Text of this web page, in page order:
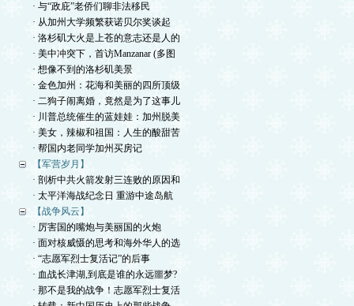
· 与“政庇”老侨们聊非法移民
· 从加州大学频繁获诺贝尔奖谈起
· 洛杉矶大火是上苍的意志还是人的
· 美中冲突下，首访Manzanar (多图
· 想像不到的洛杉矶美景
· 金色加州：花海和美丽的四所顶级
· 二狗子闹离婚，竟然是为了这事儿
· 川普总统催生的蓝娃娃：加州脱美
· 美女，辣椒和祖国：人生的酸甜苦
· 帮国内老同学加州买房记
【军营岁月】
· 剖析中共火箭发射三连败的原因和
· 太平洋海战纪念日 重游中途岛航
【战争风云】
· 厉害国的嘴炮与美丽国的火炮
· 面对核威慑的思考和海外华人的选
· “志愿军烈士复活记”的后事
· 血战长津湖,到底是谁的永远噩梦?
· 那不是我的战争！志愿军烈士复活